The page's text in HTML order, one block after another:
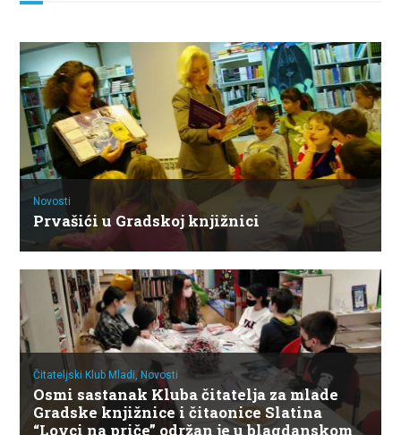
Novosti
Prvašići u Gradskoj knjižnici
Čitateljski Klub Mladi, Novosti
Osmi sastanak Kluba čitatelja za mlade
Gradske knjižnice i čitaonice Slatina
“Lovci na priče” održan je u blagdanskom